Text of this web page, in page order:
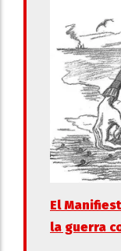
El
la guerra